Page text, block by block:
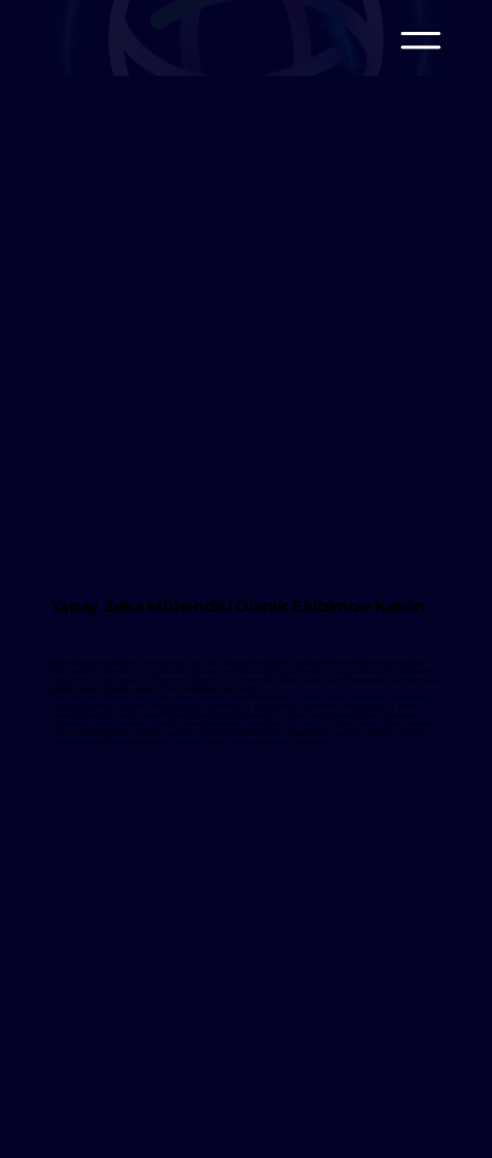
Yapay Zeka Mühendisi Olarak Ekibimize Katılın
Büyük bir şey inşa etmeye hazır mısınız? Yeni nesil yapay zeka destekli müşteri iletişim platformu oluşturuyoruz.
Büyük sorunları çözmek için büyük verileri işlemek, yeni teknolojileri uygulamak ve yapay zeka tabanlı uygulamalar
geliştirmekle ilgileniyorsanız ve yetenek geliştirme ve yüksek talep gören ürünler sunma konusunda kanıtlanmış bir
geçmişe sahip bir ekibin parçası olmak istiyorsanız, bize katılın.
İdeal aday, yeni fırsatlar konusunda açıkça tutkuludur ve yeni özellikler ve ürünler sunma konusunda kanıtlanmış
bir başarı geçmişine sahiptir. Ekip çalışmasına, azimliliğe ve güçlü iletişim becerilerine (hem iş hem de teknik
ortaklarla) bağlılık mutlak gerekliliklerdir. Güvenilir, ölçeklenebilir ve yüksek performanslı ürünler oluşturmak,
olağanüstü teknik uzmanlık, Bilgisayar Bilimi temellerine dair sağlam bir anlayış ve büyük ölçekli dağıtık sistemler
kurma konusunda pratik deneyim gerektirir. Bu kişi, önceliklerin hızla değiştiği aşırı büyüme ortamında yüksek